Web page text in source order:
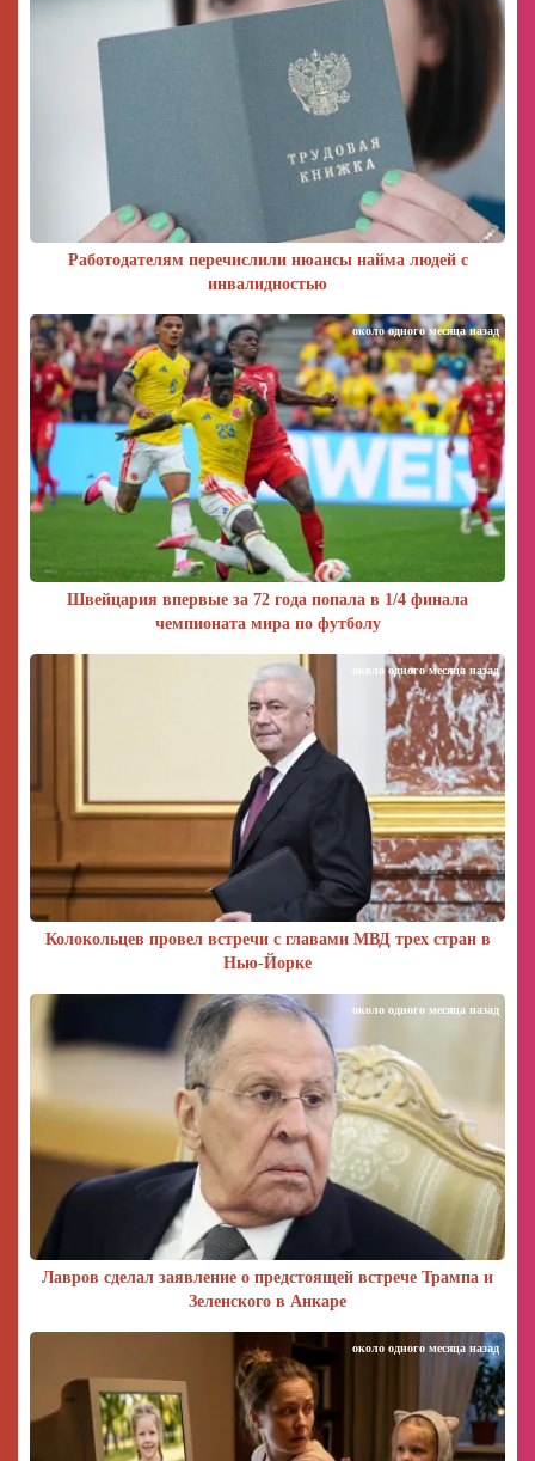
Работодателям перечислили нюансы найма людей с
инвалидностью
Швейцария впервые за 72 года попала в 1/4 финала
чемпионата мира по футболу
около одного месяца назад
Колокольцев провел встречи с главами МВД трех стран в
Нью-Йорке
около одного месяца назад
Лавров сделал заявление о предстоящей встрече Трампа и
Зеленского в Анкаре
около одного месяца назад
около одного месяца назад